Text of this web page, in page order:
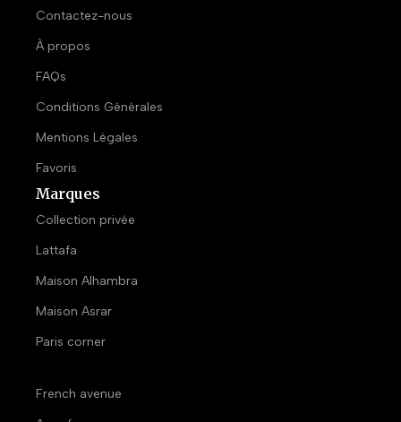
Contactez-nous
À propos
FAQs
Conditions Générales
Mentions Légales
Favoris
Marques
Collection privée
Lattafa
Maison Alhambra
Maison Asrar
Paris corner
French avenue